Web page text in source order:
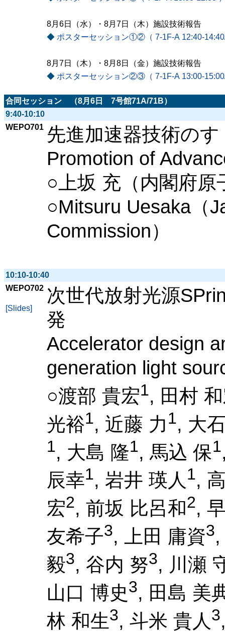
8月6日（水）・8月7日（木）施設技術報告
◆ ポスターセッション①②（ 7-1F-A 12:40-
8月7日（木）・8月8日（金）施設技術報告
◆ ポスターセッション②③（ 7-1F-A 13:00-
合同セッション （8月6日 7号館71A/71B）
9:40-10:10
WEPO701 先進加速器技術の
Promotion of
○上坂 充（内閣府原
○Mitsuru Uesaka（
Commission）
10:10-10:40
WEPO702
[Slides]
次世代放射光源
発
Accelerator design
generation light
○渡部 貴宏1, 田村
光裕1, 近藤 力1, 大
1, 大島 隆1, 馬込 保1
辰幸1, 岩井 瑛人 1,
宏2, 前坂 比呂和2,
友希子3, 上田 庸資3
毅3, 谷内 努3, 川瀬
山口 博史3, 田島 美
林 和生3, 斗米 貴人 3